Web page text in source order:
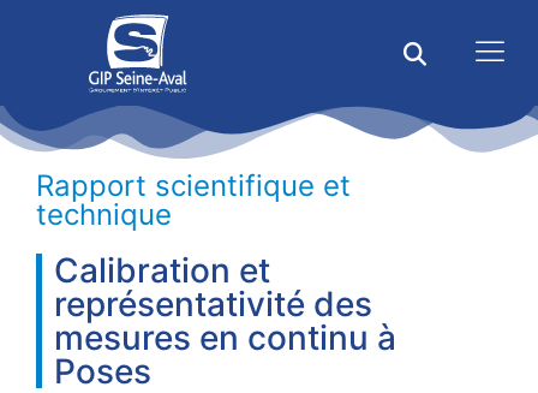
Rapport scientifique et
technique
Calibration et
représentativité des
mesures en continu à
Poses